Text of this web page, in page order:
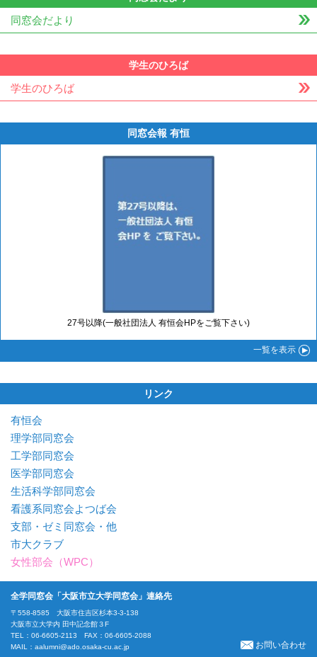
同窓会だより
学生のひろば
学生のひろば
同窓会報 有恒
27号以降(一般社団法人 有恒会HPをご覧下さい)
一覧を表示
リンク
有恒会
理学部同窓会
工学部同窓会
医学部同窓会
生活科学部同窓会
看護系同窓会よつば会
支部・ゼミ同窓会・他
市大クラブ
女性部会（WPC）
全学同窓会「大阪市立大学同窓会」連絡先
〒558-8585 大阪市住吉区杉本3-3-138
大阪市立大学内 田中記念館３F
TEL：06-6605-2113 FAX：06-6605-2088
MAIL： aalumni@ado.osaka-cu.ac.jp お問い合わせ